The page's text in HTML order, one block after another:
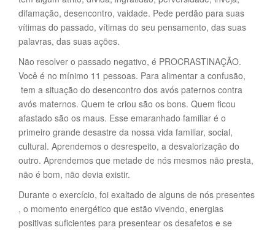
difamação, desencontro, vaidade. Pede perdão para suas
vítimas do passado, vítimas do seu pensamento, das suas
palavras, das suas ações.
Não resolver o passado negativo, é PROCRASTINAÇÃO.
Você é no mínimo 11 pessoas. Para alimentar a confusão,
tem a situação do desencontro dos avós paternos contra
avós maternos. Quem te criou são os bons. Quem ficou
afastado são os maus. Esse emaranhado familiar é o
primeiro grande desastre da nossa vida familiar, social,
cultural. Aprendemos o desrespeito, a desvalorização do
outro. Aprendemos que metade de nós mesmos não presta,
não é bom, não devia existir.
Durante o exercício, foi exaltado de alguns de nós presentes
, o momento energético que estão vivendo, energias
positivas suficientes para presentear os desafetos e se